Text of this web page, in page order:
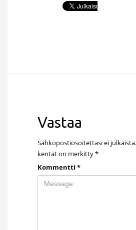
Vastaa
Sähköpostiosoitettasi ei julkaista.
kentät on merkitty*
Kommentti *